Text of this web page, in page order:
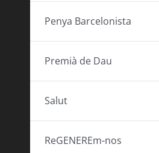
Penya Barcelonista
Premià de Dau
Salut
ReGENEREm-nos